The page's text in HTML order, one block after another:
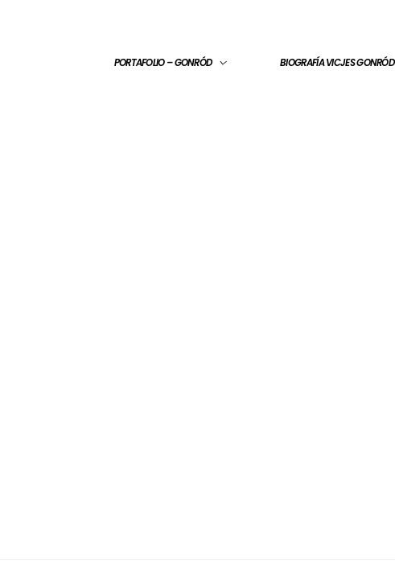
PORTAFOLIO – GONRÓD BIOGRAFÍA VICJES GONRÓD